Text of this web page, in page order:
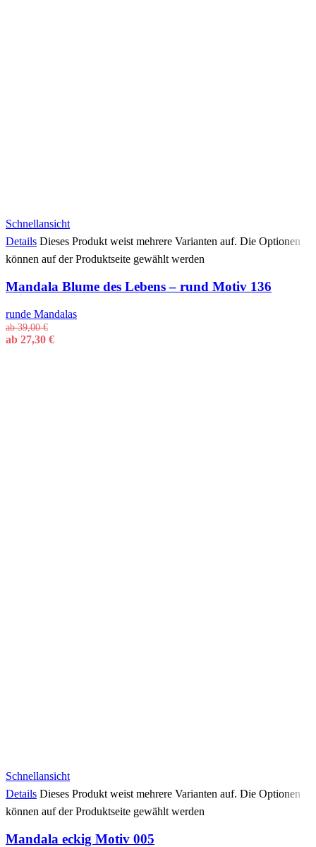
Schnellansicht
Details Dieses Produkt weist mehrere Varianten auf. Die Optionen
können auf der Produktseite gewählt werden
Mandala Blume des Lebens – rund Motiv 136
runde Mandalas
ab39,00€
ab 27,30 €
Schnellansicht
Details Dieses Produkt weist mehrere Varianten auf. Die Optionen
können auf der Produktseite gewählt werden
Mandala eckig Motiv 005